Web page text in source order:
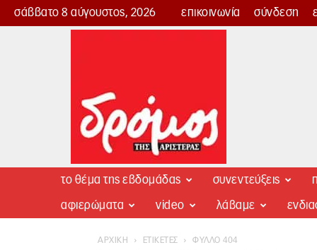
σάββατο 8 αύγουστος, 2026 επικοινωνία σύνδεση
Δρόμος
το θέμα της εβδομάδας συνεντεύξεις
αφιερώματα video λάβαμε
ΑΡΧΙΚΉ ΕΤΙΚΈΤΕΣ ΦΎΛΛΟ 404